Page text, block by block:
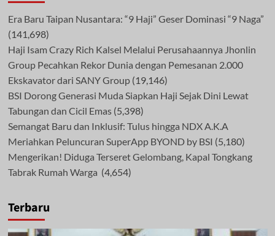
Era Baru Taipan Nusantara: “9 Haji” Geser Dominasi “9 Naga”
(141,698)
Haji Isam Crazy Rich Kalsel Melalui Perusahaannya Jhonlin
Group Pecahkan Rekor Dunia dengan Pemesanan 2.000
Ekskavator dari SANY Group (19,146)
BSI Dorong Generasi Muda Siapkan Haji Sejak Dini Lewat
Tabungan dan Cicil Emas (5,398)
Semangat Baru dan Inklusif: Tulus hingga NDX A.K.A
Meriahkan Peluncuran SuperApp BYOND by BSI (5,180)
Mengerikan! Diduga Terseret Gelombang, Kapal Tongkang
Tabrak Rumah Warga (4,654)
Terbaru